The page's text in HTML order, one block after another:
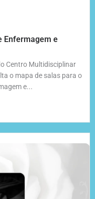
Enfermagem e
Centro Multidisciplinar
o mapa de salas para o
e...